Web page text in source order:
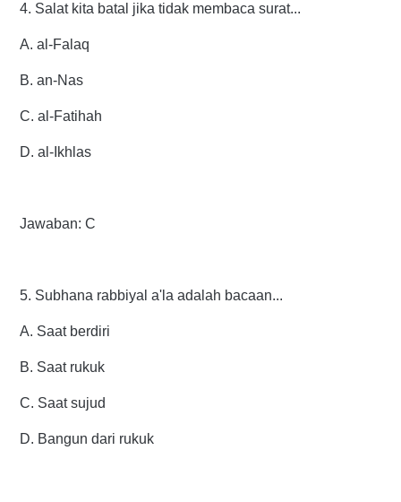
4. Salat kita batal jika tidak membaca surat...
A. al-Falaq
B. an-Nas
C. al-Fatihah
D. al-Ikhlas
Jawaban: C
5. Subhana rabbiyal a'la adalah bacaan...
A. Saat berdiri
B. Saat rukuk
C. Saat sujud
D. Bangun dari rukuk